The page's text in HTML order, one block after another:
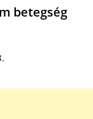
betegség